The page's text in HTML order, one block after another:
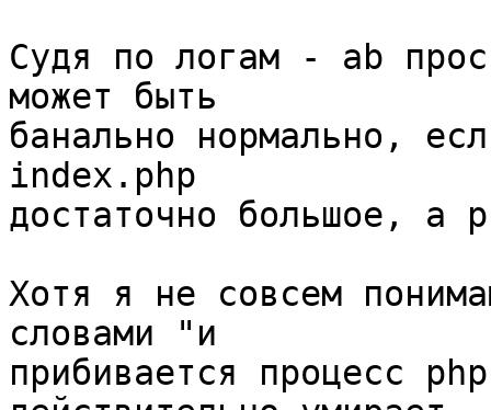
Судя по логам - ab
может быть
банально нормально,
index.php
достаточно большое, а
Хотя я не совсем
словами "и
прибивается процесс